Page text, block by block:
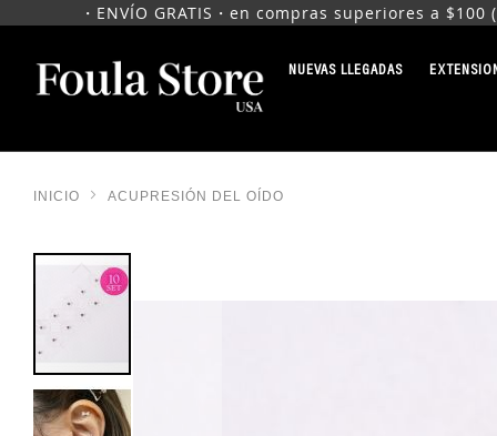
・ENVÍO GRATIS・en compras superiores a
NUEVAS LLEGADAS
AL
CONTENIDO
INICIO ACUPRESIÓN DEL OÍDO
SALTAR
FINAL
DE
LA
GALERÍA
DE
IMÁGENES